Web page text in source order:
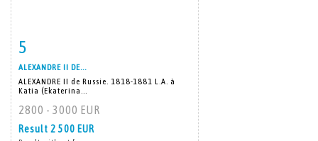
5
ALEXANDRE II DE...
ALEXANDRE II de Russie. 1818-1881 L.A. à
Katia (Ekaterina...
2800 - 3000 EUR
Result 2 500 EUR